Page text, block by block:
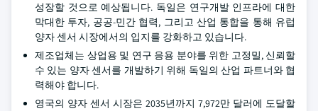
성장할 것으로 예상됩니다. 독일은 연구개발 인프라에 대한
막대한 투자, 공공-민간 협력, 그리고 산업 통합을 통해 유럽
양자 센서 시장에서의 입지를 강화하고 있습니다.
제조업체는 상업용 및 연구 응용 분야를 위한 고정밀, 신뢰할
수 있는 양자 센서를 개발하기 위해 독일의 산업 파트너와 협
력해야 합니다.
영국의 양자 센서 시장은 2035년까지 7,972만 달러에 도달할